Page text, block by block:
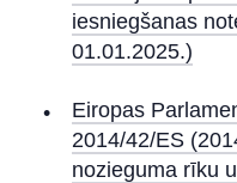
iesniegšanas
01.01.2025.)
Eiropas
2014/42/ES
nozieguma rīku